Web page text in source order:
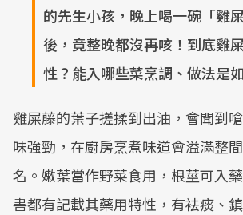
的先生小孩，晚上喝一碗「雞
後，竟整晚都沒再咳！到底雞
性？能入哪些菜烹調、做法是
雞屎藤的葉子搓揉到出油，會聞到
味強勁，在廚房烹煮味道會溢滿整
名。嫩葉當作野菜食用，根莖可入
書都有記載其藥用特性，有袪痰、